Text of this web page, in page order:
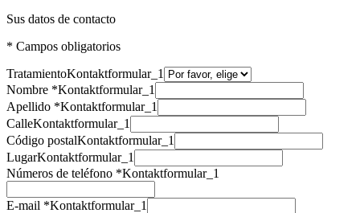
Sus datos de contacto
* Campos obligatorios
TratamientoKontaktformular_1
Nombre *Kontaktformular_1
Apellido *Kontaktformular_1
CalleKontaktformular_1
Código postalKontaktformular_1
LugarKontaktformular_1
Números de teléfono *Kontaktformular_1
E-mail *Kontaktformular_1